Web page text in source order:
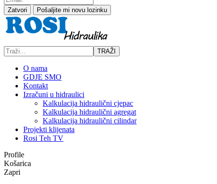
Zatvori Pošaljite mi novu lozinku
TRAŽI
O nama
GDJE SMO
Kontakt
Izračuni u hidraulici
Kalkulacija hidraulični cjepac
Kalkulacija hidraulični agregat
Kalkulacija hidraulični cilindar
Projekti klijenata
Rosi Teh TV
Profile
Košarica
Zapri